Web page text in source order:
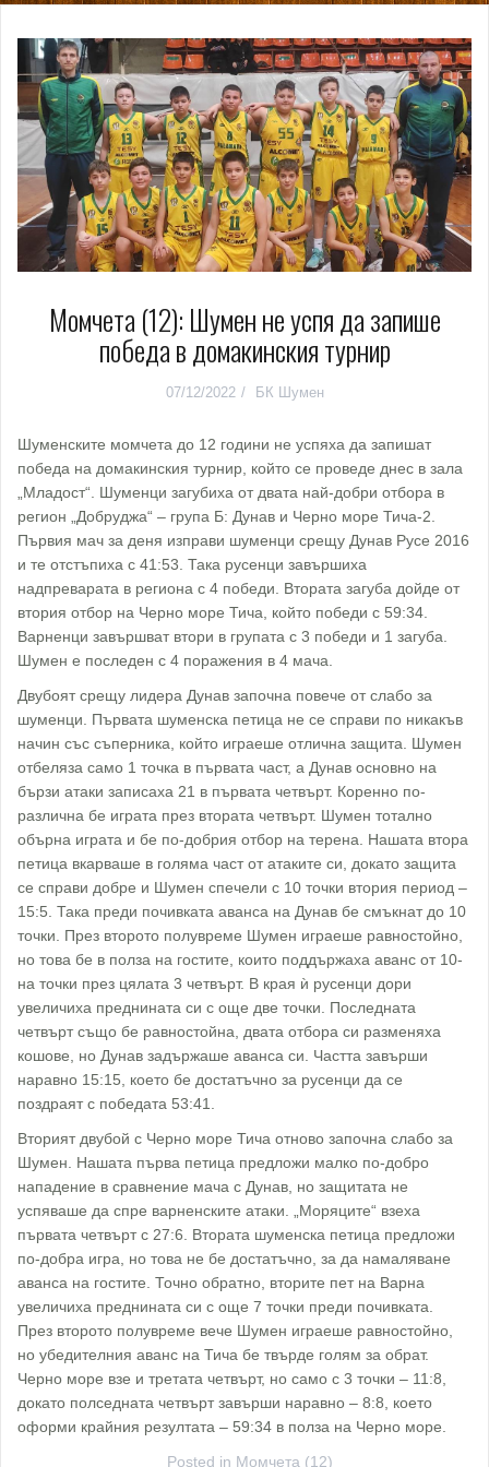
Момчета (12): Шумен не успя да запише
победа в домакинския турнир
07/12/2022 БК Шумен
Шуменските момчета до 12 години не успяха да запишат
победа на домакинския турнир, който се проведе днес в зала
„Младост“. Шуменци загубиха от двата най-добри отбора в
регион „Добруджа“ – група Б: Дунав и Черно море Тича-2.
Първия мач за деня изправи шуменци срещу Дунав Русе 2016
и те отстъпиха с 41:53. Така русенци завършиха
надпреварата в региона с 4 победи. Втората загуба дойде от
втория отбор на Черно море Тича, който победи с 59:34.
Варненци завършват втори в групата с 3 победи и 1 загуба.
Шумен е последен с 4 поражения в 4 мача.
Двубоят срещу лидера Дунав започна повече от слабо за
шуменци. Първата шуменска петица не се справи по никакъв
начин със съперника, който играеше отлична защита. Шумен
отбеляза само 1 точка в първата част, а Дунав основно на
бързи атаки записаха 21 в първата четвърт. Коренно по-
различна бе играта през втората четвърт. Шумен тотално
обърна играта и бе по-добрия отбор на терена. Нашата втора
петица вкарваше в голяма част от атаките си, докато защита
се справи добре и Шумен спечели с 10 точки втория период –
15:5. Така преди почивката аванса на Дунав бе смъкнат до 10
точки. През второто полувреме Шумен играеше равностойно,
но това бе в полза на гостите, които поддържаха аванс от 10-
на точки през цялата 3 четвърт. В края ѝ русенци дори
увеличиха преднината си с още две точки. Последната
четвърт също бе равностойна, двата отбора си разменяха
кошове, но Дунав задържаше аванса си. Частта завърши
наравно 15:15, което бе достатъчно за русенци да се
поздраят с победата 53:41.
Вторият двубой с Черно море Тича отново започна слабо за
Шумен. Нашата първа петица предложи малко по-добро
нападение в сравнение мача с Дунав, но защитата не
успяваше да спре варненските атаки. „Моряците“ взеха
първата четвърт с 27:6. Втората шуменска петица предложи
по-добра игра, но това не бе достатъчно, за да намаляване
аванса на гостите. Точно обратно, вторите пет на Варна
увеличиха преднината си с още 7 точки преди почивката.
През второто полувреме вече Шумен играеше равностойно,
но убедителния аванс на Тича бе твърде голям за обрат.
Черно море взе и третата четвърт, но само с 3 точки – 11:8,
докато полседната четвърт завърши наравно – 8:8, което
оформи крайния резултата – 59:34 в полза на Черно море.
Posted in Момчета (12)